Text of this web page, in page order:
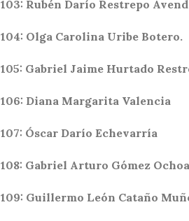
103: Rubén Darío Restrepo
104: Olga Carolina Uribe Botero.
105: Gabriel Jaime Hurtado
106: Diana Margarita Valencia
107: Óscar Darío Echevarría
108: Gabriel Arturo Gómez Ochoa
109: Guillermo León Cataño